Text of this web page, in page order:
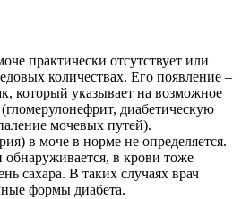
практически отсутствует или
количествах. Его появление –
который указывает на возможное
диабетическую
мочевых путей).
в моче в норме не определяется.
обнаруживается, в крови тоже
сахара. В таких случаях врач
формы диабета.